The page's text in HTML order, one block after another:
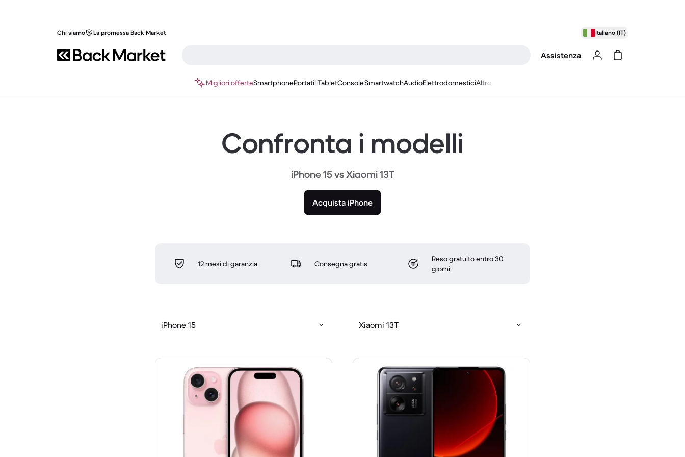
Chi siamo La promessa Back Market Italiano (IT)
Assistenza
Migliori offerteSmartphonePortatiliTabletConsoleSmartwatchAudioElettrodomesticiAltro
Confronta i modelli
iPhone 15 vs Xiaomi 13T
Acquista iPhone
12 mesi di garanzia Consegna gratis
Reso gratuito entro 30
giorni
iPhone 15 Xiaomi 13T